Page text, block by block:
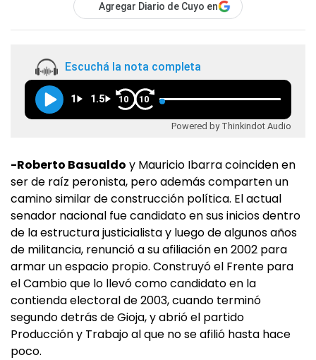
Agregar Diario de Cuyo en
Escuchá la nota completa
1 1.5 10 10
Powered by Thinkindot Audio
-Roberto Basualdo y Mauricio Ibarra coinciden en
ser de raíz peronista, pero además comparten un
camino similar de construcción política. El actual
senador nacional fue candidato en sus inicios dentro
de la estructura justicialista y luego de algunos años
de militancia, renunció a su afiliación en 2002 para
armar un espacio propio. Construyó el Frente para
el Cambio que lo llevó como candidato en la
contienda electoral de 2003, cuando terminó
segundo detrás de Gioja, y abrió el partido
Producción y Trabajo al que no se afilió hasta hace
poco.